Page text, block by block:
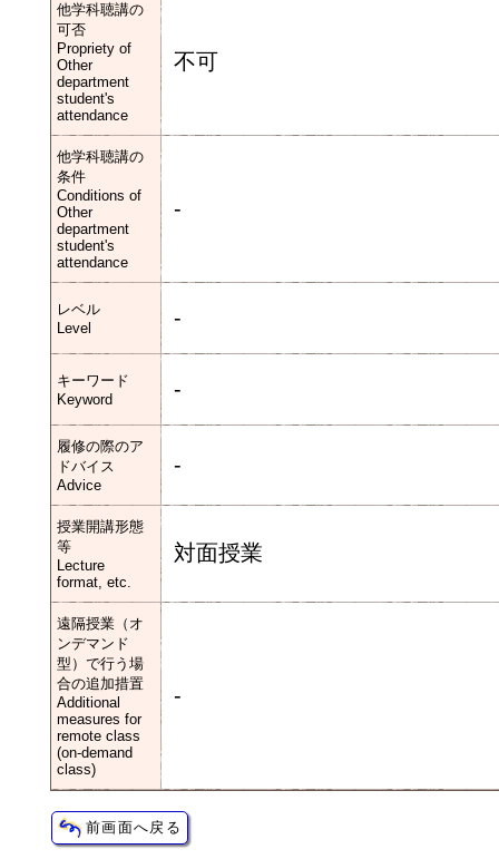
他学科聴講の
可否
Propriety of
Other
department
student's
attendance
不可
他学科聴講の
条件
Conditions of
Other
department
student's
attendance
-
レベル
Level
-
キーワード
Keyword
-
履修の際のア
ドバイス
Advice
-
授業開講形態
等
Lecture
format, etc.
対面授業
遠隔授業（オ
ンデマンド
型）で行う場
合の追加措置
Additional
measures for
remote class
(on-demand
class)
-